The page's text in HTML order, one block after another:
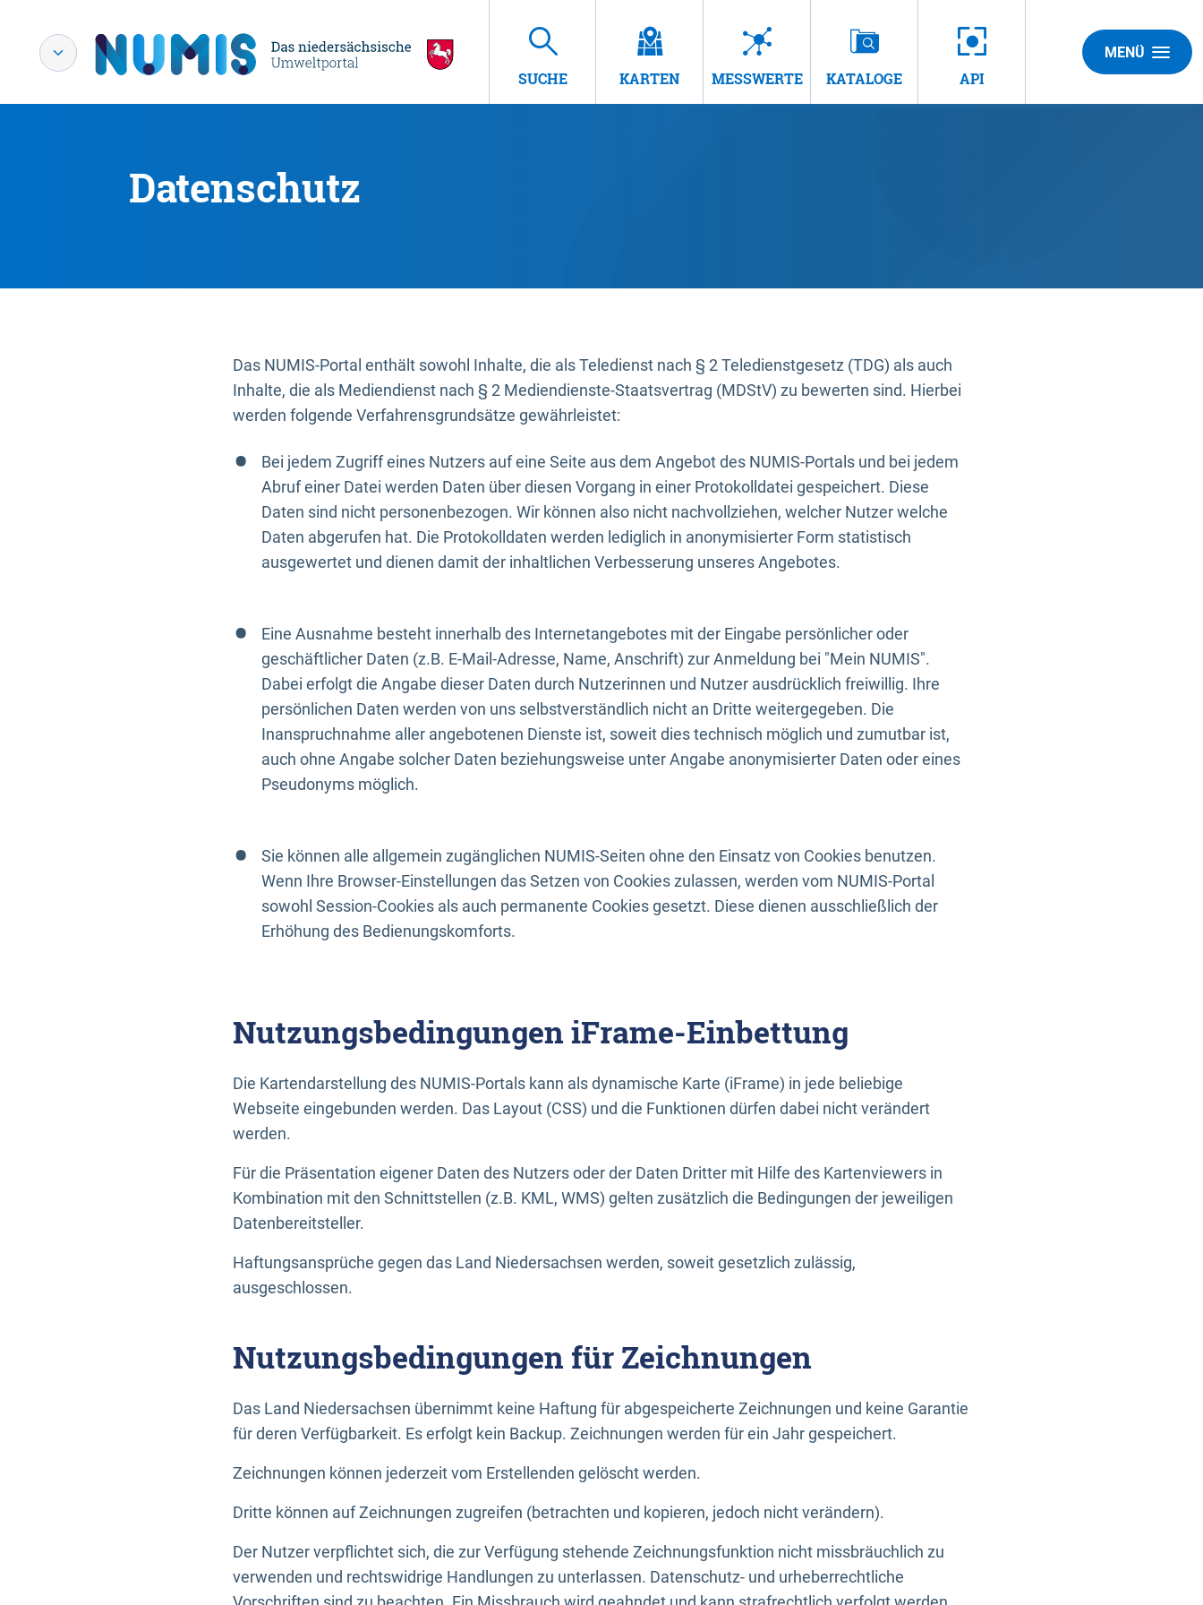
SUCHE KARTEN MESSWERTE KATALOGE API
MENÜ
Datenschutz
Das NUMIS-Portal enthält sowohl Inhalte, die als Teledienst nach § 2 Teledienstgesetz (TDG) als auch
Inhalte, die als Mediendienst nach § 2 Mediendienste-Staatsvertrag (MDStV) zu bewerten sind. Hierbei
werden folgende Verfahrensgrundsätze gewährleistet:
Bei jedem Zugriff eines Nutzers auf eine Seite aus dem Angebot des NUMIS-Portals und bei jedem
Abruf einer Datei werden Daten über diesen Vorgang in einer Protokolldatei gespeichert. Diese
Daten sind nicht personenbezogen. Wir können also nicht nachvollziehen, welcher Nutzer welche
Daten abgerufen hat. Die Protokolldaten werden lediglich in anonymisierter Form statistisch
ausgewertet und dienen damit der inhaltlichen Verbesserung unseres Angebotes.
Eine Ausnahme besteht innerhalb des Internetangebotes mit der Eingabe persönlicher oder
geschäftlicher Daten (z.B. E-Mail-Adresse, Name, Anschrift) zur Anmeldung bei "Mein NUMIS".
Dabei erfolgt die Angabe dieser Daten durch Nutzerinnen und Nutzer ausdrücklich freiwillig. Ihre
persönlichen Daten werden von uns selbstverständlich nicht an Dritte weitergegeben. Die
Inanspruchnahme aller angebotenen Dienste ist, soweit dies technisch möglich und zumutbar ist,
auch ohne Angabe solcher Daten beziehungsweise unter Angabe anonymisierter Daten oder eines
Pseudonyms möglich.
Sie können alle allgemein zugänglichen NUMIS-Seiten ohne den Einsatz von Cookies benutzen.
Wenn Ihre Browser-Einstellungen das Setzen von Cookies zulassen, werden vom NUMIS-Portal
sowohl Session-Cookies als auch permanente Cookies gesetzt. Diese dienen ausschließlich der
Erhöhung des Bedienungskomforts.
Nutzungsbedingungen iFrame-Einbettung
Die Kartendarstellung des NUMIS-Portals kann als dynamische Karte (iFrame) in jede beliebige
Webseite eingebunden werden. Das Layout (CSS) und die Funktionen dürfen dabei nicht verändert
werden.
Für die Präsentation eigener Daten des Nutzers oder der Daten Dritter mit Hilfe des Kartenviewers in
Kombination mit den Schnittstellen (z.B. KML, WMS) gelten zusätzlich die Bedingungen der jeweiligen
Datenbereitsteller.
Haftungsansprüche gegen das Land Niedersachsen werden, soweit gesetzlich zulässig,
ausgeschlossen.
Nutzungsbedingungen für Zeichnungen
Das Land Niedersachsen übernimmt keine Haftung für abgespeicherte Zeichnungen und keine Garantie
für deren Verfügbarkeit. Es erfolgt kein Backup. Zeichnungen werden für ein Jahr gespeichert.
Zeichnungen können jederzeit vom Erstellenden gelöscht werden.
Dritte können auf Zeichnungen zugreifen (betrachten und kopieren, jedoch nicht verändern).
Der Nutzer verpflichtet sich, die zur Verfügung stehende Zeichnungsfunktion nicht missbräuchlich zu
verwenden und rechtswidrige Handlungen zu unterlassen. Datenschutz- und urheberrechtliche